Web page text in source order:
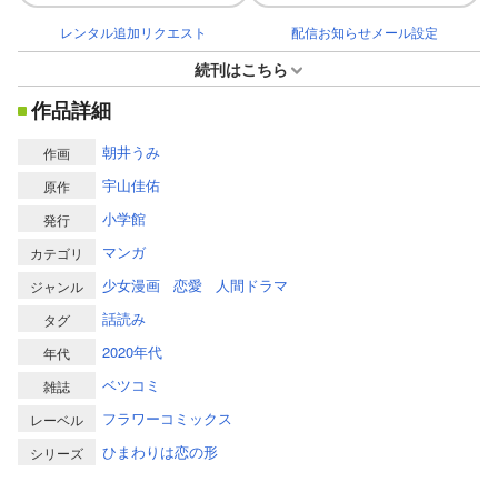
レンタル追加リクエスト 配信お知らせメール設定
続刊はこちら
作品詳細
作画 朝井うみ
原作 宇山佳佑
発行 小学館
カテゴリ マンガ
ジャンル 少女漫画 恋愛 人間ドラマ
タグ 話読み
年代 2020年代
雑誌 ベツコミ
レーベル フラワーコミックス
シリーズ
ひまわりは恋の形